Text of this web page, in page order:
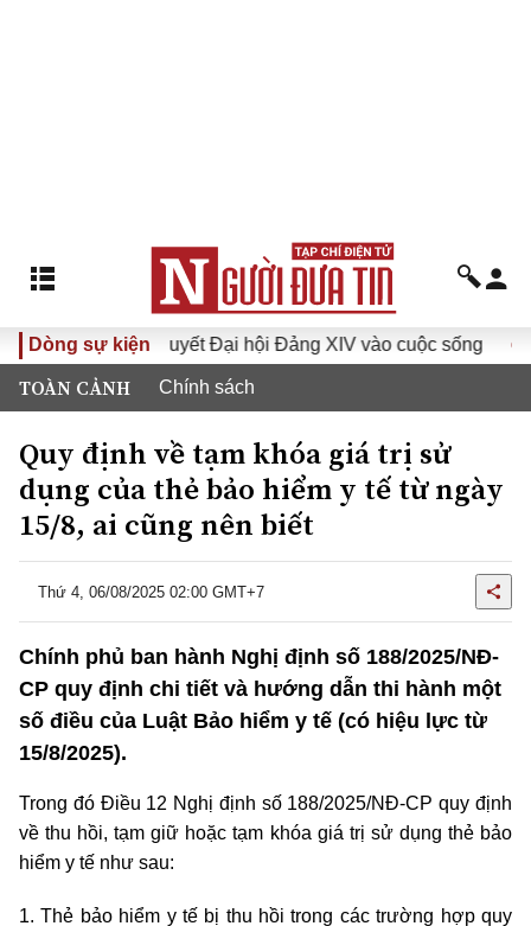
Dòng sự kiện
Đưa Nghị quyết Đại hội Đảng XIV vào cuộc sống
TOÀN CẢNH Chính sách
Quy định về tạm khóa giá trị sử
dụng của thẻ bảo hiểm y tế từ ngày
15/8, ai cũng nên biết
Thứ 4, 06/08/2025 02:00 GMT+7
Chính phủ ban hành Nghị định số 188/2025/NĐ-
CP quy định chi tiết và hướng dẫn thi hành một
số điều của Luật Bảo hiểm y tế (có hiệu lực từ
15/8/2025).
Trong đó Điều 12 Nghị định số 188/2025/NĐ-CP quy định
về thu hồi, tạm giữ hoặc tạm khóa giá trị sử dụng thẻ bảo
hiểm y tế như sau:
1. Thẻ bảo hiểm y tế bị thu hồi trong các trường hợp quy